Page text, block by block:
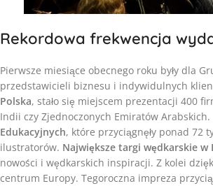
Rekordowa frekwencja
Pierwsze miesiące obecnego roku były dla
przedstawicieli biznesu i indywidulnych
Polska, stało się miejscem prezentacji 400
Indii czy Zjednoczonych Emiratów
Edukacyjnych, które przyciągnęły ponad 72
ilustratorów. Największe targi wędkarskie w
nowości i wędkarskich inspiracji. Z kolei
centrum Europy. Tegoroczna impreza